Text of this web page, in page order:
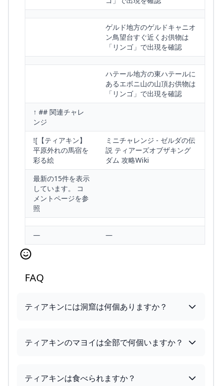
ゲルド地方のゲルドキャニオ
ン鳥望台すぐ近くお供物は
「リンゴ」で出現を確認
ハテール地方の東ハテールに
あるエボニ山の山頂お供物は
「リンゴ」で出現を確認
↑ ## 関連チャレ
ンジ
![【ティアキン】
平原外れの馬宿を
彩る絵
ミニチャレンジ - ゼルダの伝
説 ティアーズオブザキング
ダム 攻略Wiki
最新の15件を表示
しています。 コ
メントページを参
照
— —
FAQ
ティアキンには洞窟は何個ありますか？
ティアキンのマヨイは全部で何個いますか？
ティアキンは食べられますか？